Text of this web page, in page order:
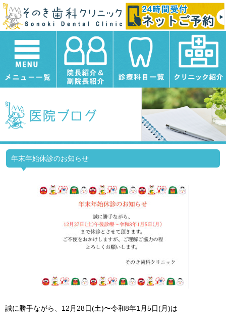
年末年始休診のお知らせ
誠に勝手ながら、12月28日(土)〜令和8年1月5日(月)は